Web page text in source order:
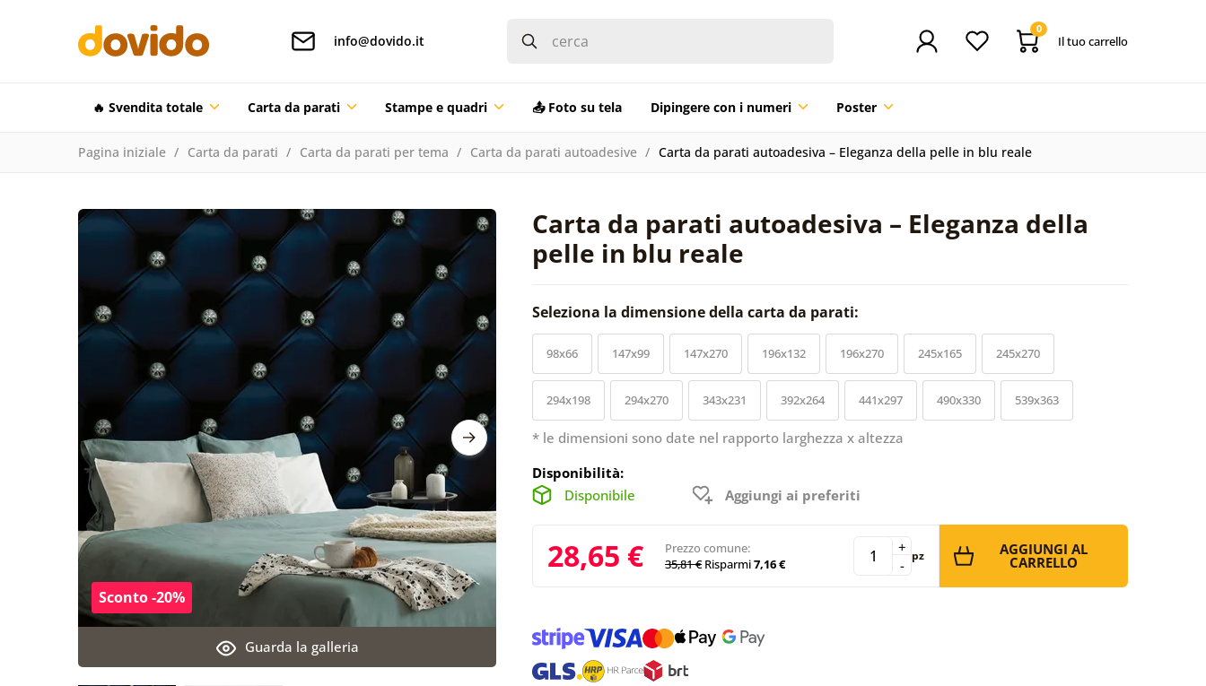
info@dovido.it
0
Il tuo carrello
🔥 Svendita totale Carta da parati Stampe e quadri 📤 Foto su tela Dipingere con i numeri Poster
Pagina iniziale Carta da parati Carta da parati per tema Carta da parati autoadesive Carta da parati autoadesiva – Eleganza della pelle in blu reale
Carta da parati autoadesiva – Eleganza della
pelle in blu reale
Guarda la galleria
Sconto -20%
Seleziona la dimensione della carta da parati:
98x66 147x99 147x270 196x132 196x270 245x165 245x270
294x198 294x270 343x231 392x264 441x297 490x330 539x363
* le dimensioni sono date nel rapporto larghezza x altezza
Disponibilità:
Disponibile
Aggiungi ai preferiti
28,65 €
Prezzo comune:
35,81 € Risparmi7,16 € -
+ pz AGGIUNGI AL
CARRELLO